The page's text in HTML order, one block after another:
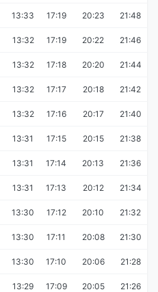
13:33 17:19 20:23 21:48
13:32 17:19 20:22 21:46
13:32 17:18 20:20 21:44
13:32 17:17 20:18 21:42
13:32 17:16 20:17 21:40
13:31 17:15 20:15 21:38
13:31 17:14 20:13 21:36
13:31 17:13 20:12 21:34
13:30 17:12 20:10 21:32
13:30 17:11 20:08 21:30
13:30 17:10 20:06 21:28
13:29 17:09 20:05 21:26